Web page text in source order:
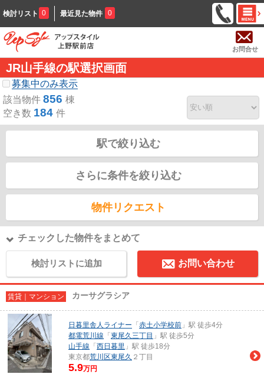
検討リスト 0 最近見た物件 0
お問合せ
JR山手線の駅選択画面
募集中のみ表示
該当物件 856 棟
空き数 184 件
駅で絞り込む
さらに条件を絞り込む
物件リクエスト
チェックした物件をまとめて
検討リストに追加 お問い合わせ
賃貸｜マンション カーサグラシア
日暮里舎人ライナー 「 赤土小学校前 」駅 徒歩4分
都電荒川線 「 東尾久三丁目 」駅 徒歩5分
山手線 「 西日暮里 」駅 徒歩18分
東京都荒川区東尾久 ２丁目
5.9万円